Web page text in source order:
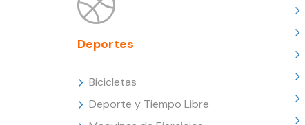
Deportes
Bicicletas
Deporte y Tiempo Libre